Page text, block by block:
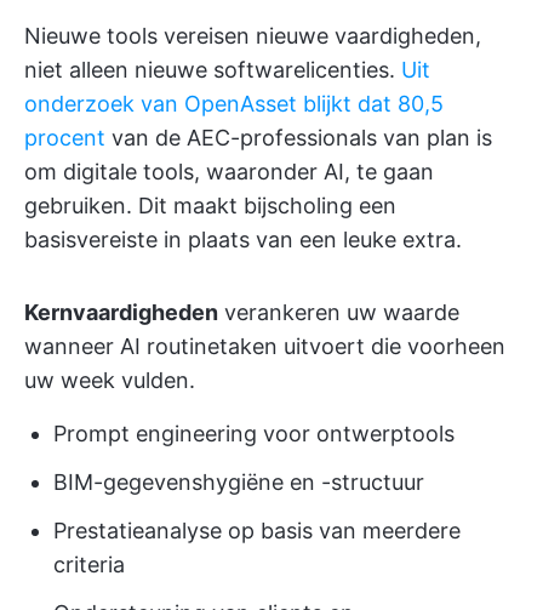
Nieuwe tools vereisen nieuwe vaardigheden,
niet alleen nieuwe softwarelicenties. Uit
onderzoek van OpenAsset blijkt dat 80,5
procent van de AEC-professionals van plan is
om digitale tools, waaronder AI, te gaan
gebruiken. Dit maakt bijscholing een
basisvereiste in plaats van een leuke extra.
Kernvaardigheden verankeren uw waarde
wanneer AI routinetaken uitvoert die voorheen
uw week vulden.
Prompt engineering voor ontwerptools
BIM-gegevenshygiëne en -structuur
Prestatieanalyse op basis van meerdere
criteria